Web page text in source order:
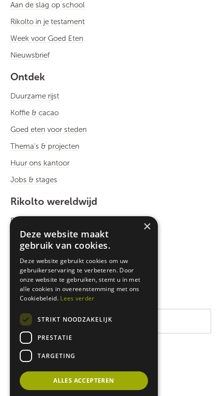
Aan de slag op school
Rikolto in je testament
Week voor Goed Eten
Nieuwsbrief
Ontdek
Duurzame rijst
Koffie & cacao
Goed eten voor steden
Thema's & projecten
Huur ons kantoor
Jobs & stages
Rikolto wereldwijd
Rikolto International
Zuid-Oost Azië
West-Afrika
Latijns-Amerika
×
Deze website maakt
gebruik van cookies.
Deze website gebruikt cookies om uw
gebruikerservaring te verbeteren. Door
onze website te gebruiken, stemt u in met
alle cookies in overeenstemming met ons
Cookiebeleid. Lees verder
STRIKT NOODZAKELIJK
PRESTATIE
TARGETING
ALLES ACCEPTEREN